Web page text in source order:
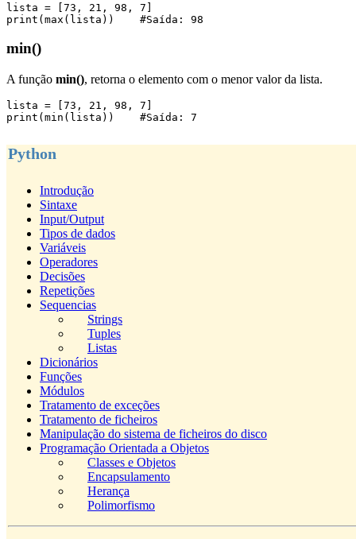
lista = [73, 21, 98, 7]
print(max(lista))    #Saída: 98
min()
A função min(), retorna o elemento com o menor valor da lista.
lista = [73, 21, 98, 7]
print(min(lista))    #Saída: 7
Python
Introdução
Sintaxe
Input/Output
Tipos de dados
Variáveis
Operadores
Decisões
Repetições
Sequencias
Strings
Tuples
Listas
Dicionários
Funções
Módulos
Tratamento de exceções
Tratamento de ficheiros
Manipulação do sistema de ficheiros do disco
Programação Orientada a Objetos
Classes e Objetos
Encapsulamento
Herança
Polimorfismo